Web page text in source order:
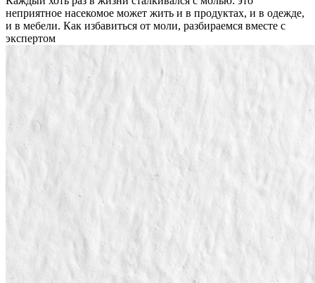
неприятное насекомое может жить и в продуктах, и в одежде,
и в мебели. Как избавиться от моли, разбираемся вместе с
экспертом